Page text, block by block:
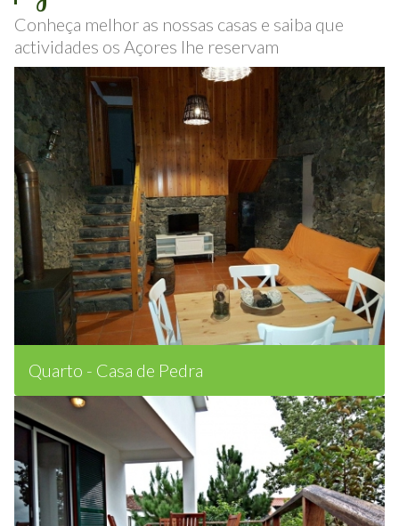
Conheça melhor as nossas casas e saiba que
actividades os Açores lhe reservam
Quarto - Casa de Pedra